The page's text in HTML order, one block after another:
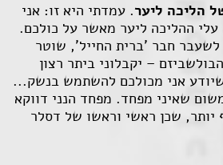
הליכה ליער. עמדתי היא זו: אני
ההליכה ליער מאשר על כולכם.
חבר 'ברית החייל', שוטר
– יקבלוני ביתר רצון
אני מכולכם להשתמש בנשק...
שאיני מפחד. מפחד הנני דווקא
שכן ראשי וראשו של דסלר